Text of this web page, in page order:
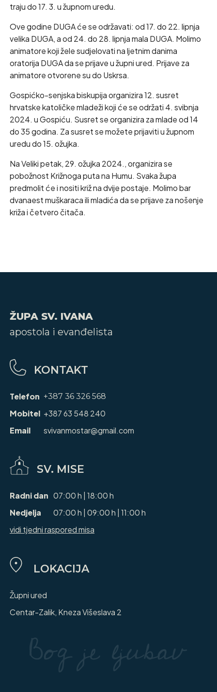
traju do 17. 3. u župnom uredu.
Ove godine DUGA će se održavati: od 17. do 22. lipnja
velika DUGA, a od 24. do 28. lipnja mala DUGA. Molimo
animatore koji žele sudjelovati na ljetnim danima
oratorija DUGA da se prijave u župni ured. Prijave za
animatore otvorene su do Uskrsa.
Gospićko-senjska biskupija organizira 12. susret
hrvatske katoličke mladeži koji će se održati 4. svibnja
2024. u Gospiću. Susret se organizira za mlade od 14
do 35 godina. Za susret se možete prijaviti u župnom
uredu do 15. ožujka.
Na Veliki petak, 29. ožujka 2024., organizira se
pobožnost Križnoga puta na Humu. Svaka župa
predmolit će i nositi križ na dvije postaje. Molimo bar
dvanaest muškaraca ili mladića da se prijave za nošenje
križa i četvero čitača.
ŽUPA SV. IVANA
apostola i evanđelista
KONTAKT
Telefon +387 36 326 568
Mobitel +387 63 548 240
Email
svivanmostar@gmail.com
SV. MISE
Radni dan 07:00 h | 18:00 h
Nedjelja
07:00 h | 09:00 h | 11:00 h
vidi tjedni raspored misa
LOKACIJA
Župni ured
Centar-Zalik, Kneza Višeslava 2